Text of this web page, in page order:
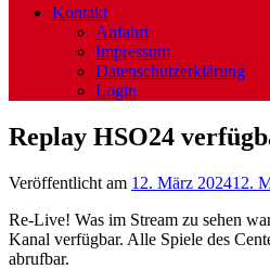
Kontakt
Anfahrt
Impressum
Datenschutzerklärung
Login
Replay HSO24
Veröffentlicht am 12. März 202412.
Re-Live! Was im Stream zu sehen
Kanal verfügbar. Alle Spiele des
abrufbar.